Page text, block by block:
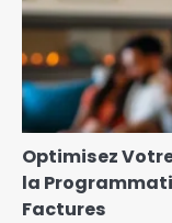
Optimisez
la
Factures